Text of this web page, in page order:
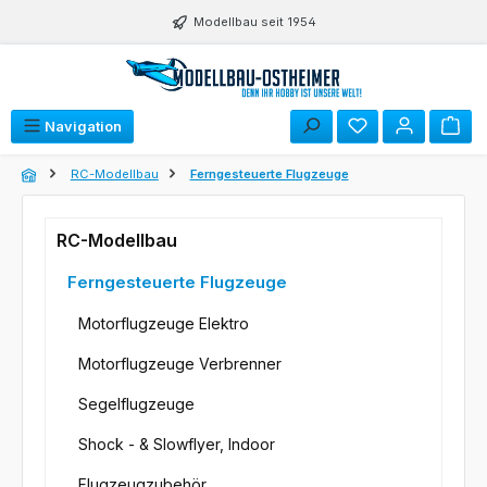
Zum Hauptinhalt springen Modellbau seit 1954
Navigation Du hast 0
RC-Modellbau Ferngesteuerte Flugzeuge
RC-Modellbau
Ferngesteuerte Flugzeuge
Motorflugzeuge Elektro
Motorflugzeuge Verbrenner
Segelflugzeuge
Shock - & Slowflyer, Indoor